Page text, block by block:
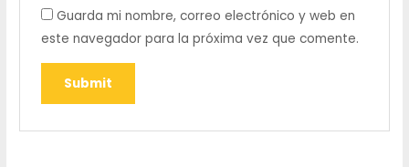
Guarda mi nombre, correo electrónico y web en
este navegador para la próxima vez que comente.